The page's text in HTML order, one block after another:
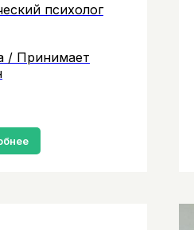
психолог
/ Принимает